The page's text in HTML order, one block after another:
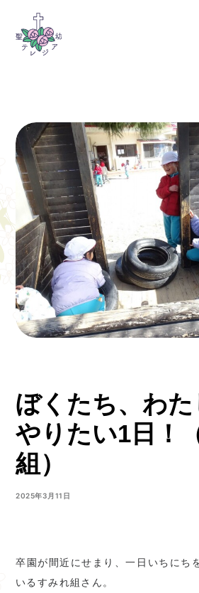
ぼくたち、わ
やりたい1日！
組）
2025年3月11日
卒園が間近にせまり、一日いちにち
いるすみれ組さん。